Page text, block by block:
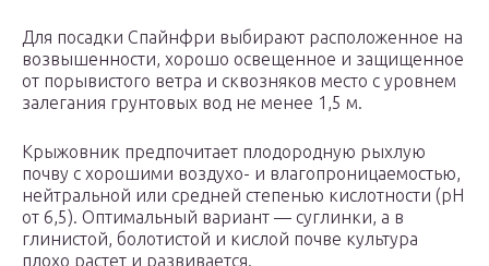
Для посадки Спайнфри выбирают расположенное на
возвышенности, хорошо освещенное и защищенное
от порывистого ветра и сквозняков место с уровнем
залегания грунтовых вод не менее 1,5 м.
Крыжовник предпочитает плодородную рыхлую
почву с хорошими воздухо- и влагопроницаемостью,
нейтральной или средней степенью кислотности (pH
от 6,5). Оптимальный вариант — суглинки, а в
глинистой, болотистой и кислой почве культура
плохо растет и развивается.